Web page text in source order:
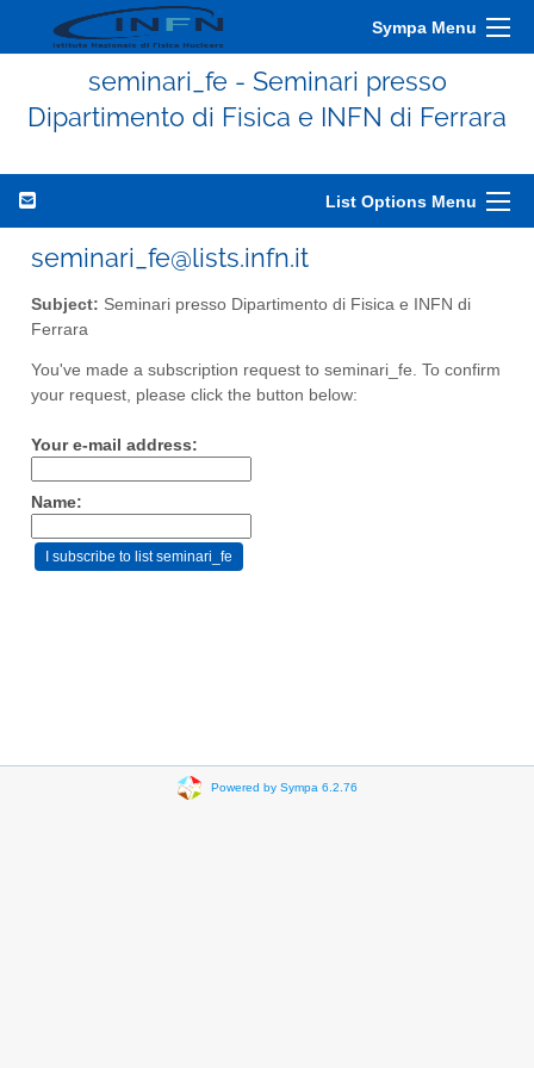
Sympa Menu
seminari_fe - Seminari presso
Dipartimento di Fisica e INFN di Ferrara
List Options Menu
seminari_fe@lists.infn.it
Subject: Seminari presso Dipartimento di Fisica e INFN di
Ferrara
You've made a subscription request to seminari_fe. To confirm
your request, please click the button below:
Your e-mail address:
Name:
Powered by Sympa 6.2.76